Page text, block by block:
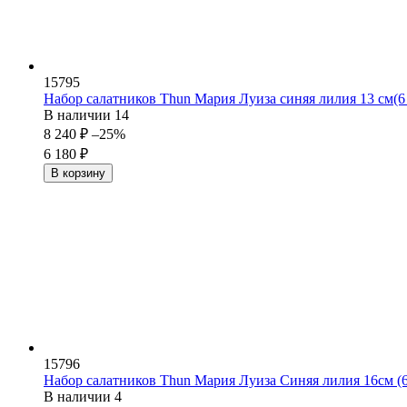
15795
Набор салатников Thun Мария Луиза синяя лилия 13
В наличии 14
8 240 ₽ –25%
6 180 ₽
В корзину
15796
Набор салатников Thun Мария Луиза Синяя лилия 16см
В наличии 4